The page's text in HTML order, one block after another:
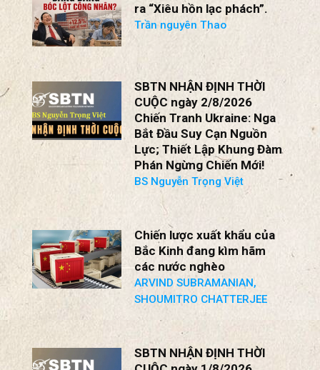
ra “Xiêu hồn lạc phách”.
Trần nguyên Thao
SBTN NHẬN ĐỊNH THỜI
CUỘC ngày 2/8/2026
Chiến Tranh Ukraine: Nga
Bắt Đầu Suy Cạn Nguồn
Lực; Thiết Lập Khung Đàm
Phán Ngừng Chiến Mới!
BS Nguyễn Trọng Việt
Chiến lược xuất khẩu của
Bắc Kinh đang kìm hãm
các nước nghèo
ARVIND SUBRAMANIAN,
SHOUMITRO CHATTERJEE
SBTN NHẬN ĐỊNH THỜI